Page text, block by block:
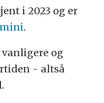
i 2023 og er
.
og
- altså